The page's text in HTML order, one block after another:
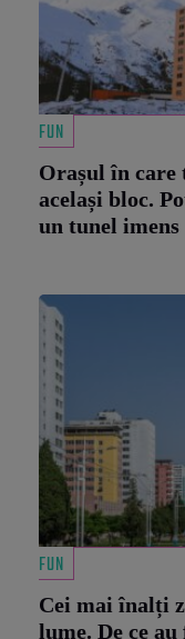
FUN
Orașul în care
același bloc.
un tunel imens
FUN
Cei mai înalți
lume. De ce